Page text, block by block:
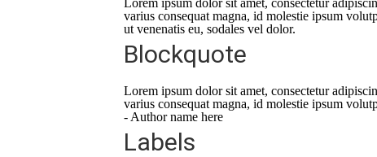
Lorem ipsum dolor sit amet, consectetur
varius consequat magna, id molestie ipsum
ut venenatis eu, sodales vel dolor.
Blockquote
Lorem ipsum dolor sit amet, consectetur
varius consequat magna, id molestie ipsum
- Author name here
Labels